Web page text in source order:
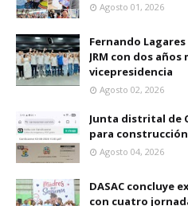
Agosto 01, 2026
Fernando
JRM con dos
vicepresidencia
Agosto 02, 2026
Junta distrital de
para
Agosto 04, 2026
DASAC concluye
con cuatro